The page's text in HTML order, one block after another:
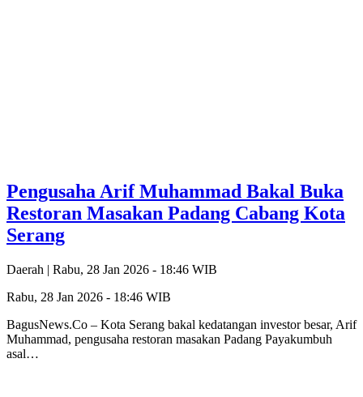
Pengusaha Arif Muhammad Bakal Buka
Restoran Masakan Padang Cabang Kota
Serang
Daerah | Rabu, 28 Jan 2026 - 18:46 WIB
Rabu, 28 Jan 2026 - 18:46 WIB
BagusNews.Co – Kota Serang bakal kedatangan investor besar, Arif
Muhammad, pengusaha restoran masakan Padang Payakumbuh
asal…